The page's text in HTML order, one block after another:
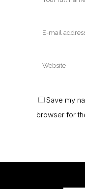
Save my
browser for